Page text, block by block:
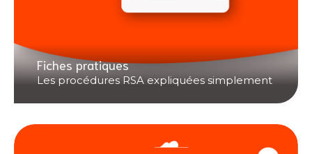
Fiches pratiques
Les procédures RSA expliquées simplement